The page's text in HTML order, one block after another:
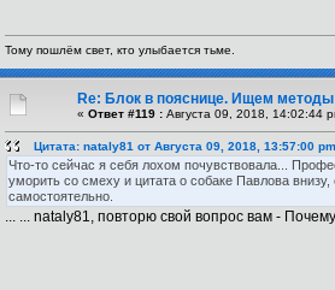
Тому пошлём свет, кто улыбается тьме.
Re: Блок в пояснице. Ищем методы
« Ответ #119 : Августа 09, 2018, 14:02:44
Цитата: nataly81 от Августа 09, 2018, 13:57:00 pm
Что-то сейчас я себя лохом почувствовала...
уморить со смеху и цитата о собаке Павлова
самостоятельно.
... ... nataly81, повторю свой вопрос вам -